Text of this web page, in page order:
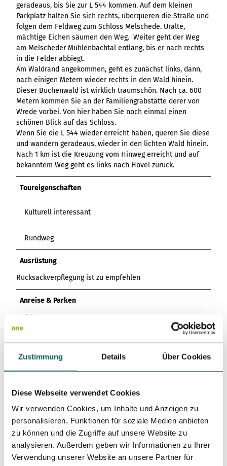
Zustimmung Details Über Cookies
Diese Webseite verwendet Cookies
Wir verwenden Cookies, um Inhalte und Anzeigen zu
personalisieren, Funktionen für soziale Medien anbieten
zu können und die Zugriffe auf unsere Website zu
analysieren. Außerdem geben wir Informationen zu Ihrer
Verwendung unserer Website an unsere Partner für
geradeaus, bis Sie zur L 544 kommen. Auf dem kleinen
Parkplatz halten Sie sich rechts, überqueren die Straße und
folgen dem Feldweg zum Schloss Melschede. Uralte,
mächtige Eichen säumen den Weg. Weiter geht der Weg
am Melscheder Mühlenbachtal entlang, bis er nach rechts
in die Felder abbiegt.
Am Waldrand angekommen, geht es zunächst links, dann,
nach einigen Metern wieder rechts in den Wald hinein.
Dieser Buchenwald ist wirklich traumschön. Nach ca. 600
Metern kommen Sie an der Familiengrabstätte derer von
Wrede vorbei. Von hier haben Sie noch einmal einen
schönen Blick auf das Schloss.
Wenn Sie die L 544 wieder erreicht haben, queren Sie diese
und wandern geradeaus, wieder in den lichten Wald hinein.
Nach 1 km ist die Kreuzung vom Hinweg erreicht und auf
bekanntem Weg geht es links nach Hövel zurück.
Toureigenschaften
Kulturell interessant
Rundweg
Ausrüstung
Rucksackverpflegung ist zu empfehlen
Anreise & Parken
Anfahrt
1) Aus Richtung Dortmund / Münster über die A 44
Hachen, dort Richtung Enkhausen, Hövel
Kreuz Werl, dann weiter wie unter Variante 1 beschrieben.
3) Aus Richtung Köln über die A 4 Köln - Olpe bis Kreuz
Olpe, auf die A 45 Dortmund - Frankfurt in Richtung
Dortmund bis Abfahrt Olpe, über Attendorn, Finnentrop,
Rönkhausen bis nach Allendorf, am Ortsausgang links nach
Amecke. Hier nach Langscheid, Tiefenhagen, Enkhausen -
Hövel